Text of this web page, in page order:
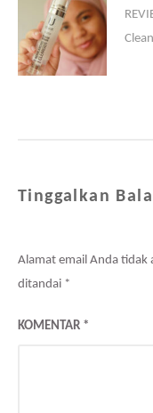
Tinggalkan
Alamat email Anda tidak
ditandai *
KOMENTAR *